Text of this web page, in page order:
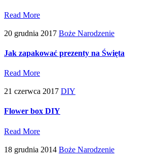
Read More
20 grudnia 2017 Boże Narodzenie
Jak zapakować prezenty na Święta
Read More
21 czerwca 2017 DIY
Flower box DIY
Read More
18 grudnia 2014 Boże Narodzenie